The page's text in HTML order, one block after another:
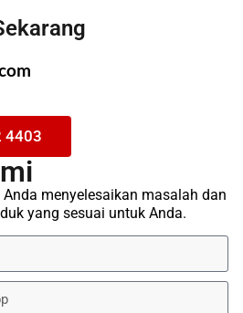
4403
menyelesaikan masalah dan
yang sesuai untuk Anda.